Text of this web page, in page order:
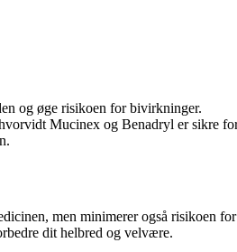
og øge risikoen for bivirkninger.
Mucinex og Benadryl er sikre
men minimerer også risikoen
dit helbred og velvære.